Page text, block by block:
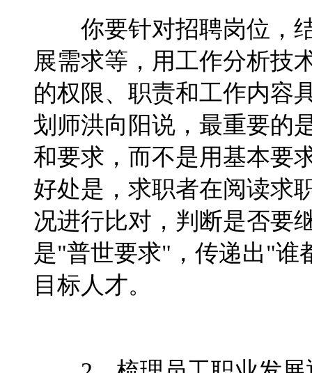
你要针对招聘岗位，
展需求等，用工作分析技
的权限、职责和工作内容
划师洪向阳说，最重要的
和要求，而不是用基本要
好处是，求职者在阅读求
况进行比对，判断是否要
是"普世要求"，传递出"谁
目标人才。